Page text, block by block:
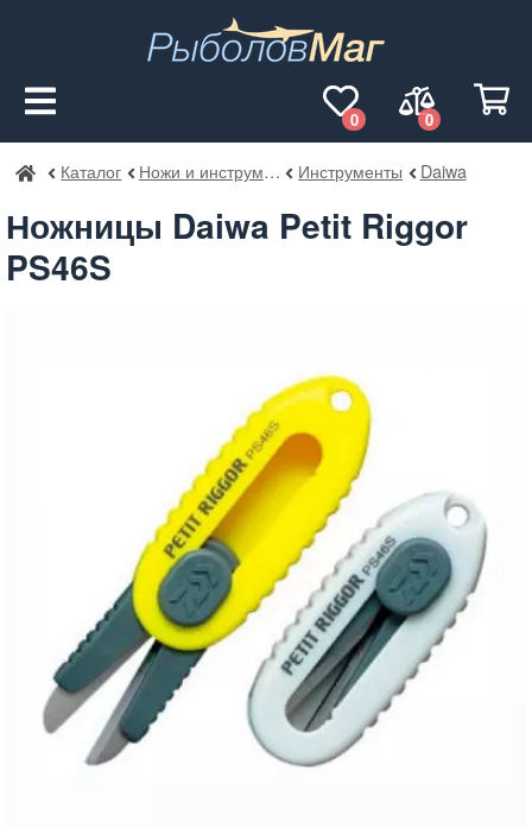
0
0
РыболовМаг
Каталог Ножи и инструменты Инструменты Daiwa
Ножницы Daiwa Petit Riggor
PS46S